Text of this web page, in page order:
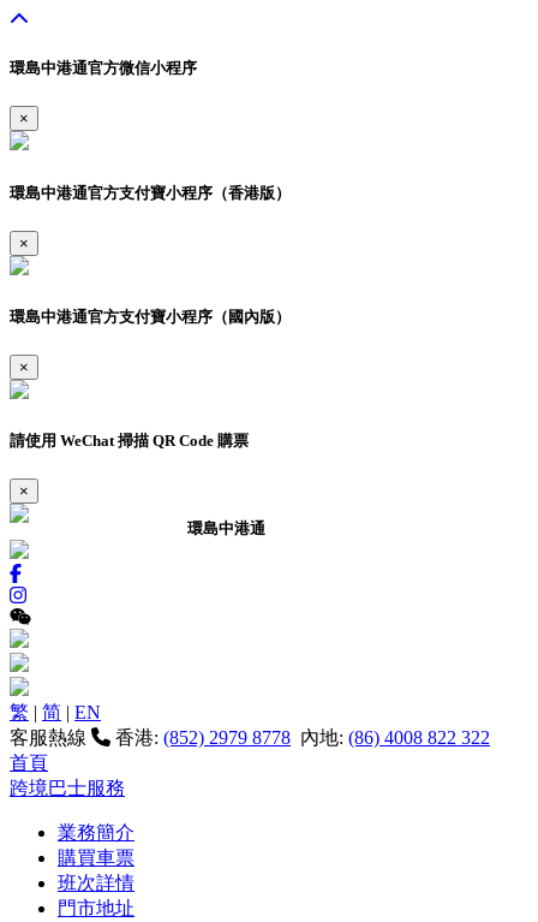
環島中港通官方微信小程序
×
環島中港通官方支付寶小程序（香港版）
×
環島中港通官方支付寶小程序（國內版）
×
請使用 WeChat 掃描 QR Code 購票
×
環島中港通
繁 | 简 | EN
客服熱線
香港: (852) 2979 8778 內地: (86) 4008 822 322
首頁
跨境巴士服務
業務簡介
購買車票
班次詳情
門市地址